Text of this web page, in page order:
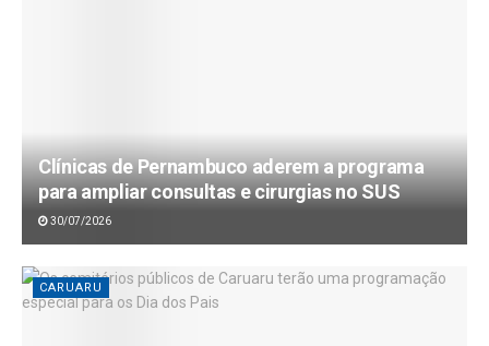
Clínicas de Pernambuco aderem a programa
para ampliar consultas e cirurgias no SUS
30/07/2026
CARUARU